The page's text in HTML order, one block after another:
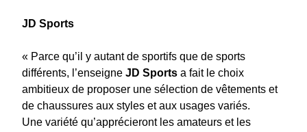
JD Sports
« Parce qu’il y autant de sportifs que de sports
différents, l’enseigne JD Sports a fait le choix
ambitieux de proposer une sélection de vêtements et
de chaussures aux styles et aux usages variés.
Une variété qu’apprécieront les amateurs et les